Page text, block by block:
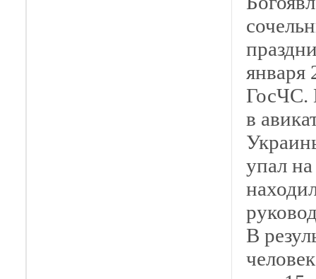
января
ГосЧС.
в
упал
В